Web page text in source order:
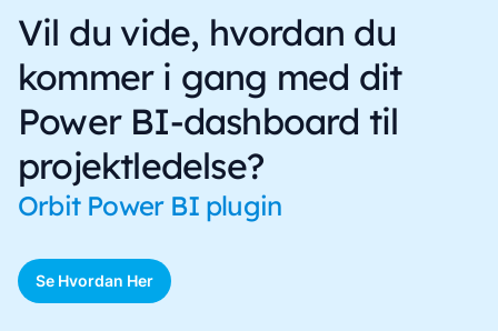
Vil du vide, hvordan du
kommer i gang med dit
Power BI-dashboard til
projektledelse?
Orbit Power BI plugin
Se Hvordan Her